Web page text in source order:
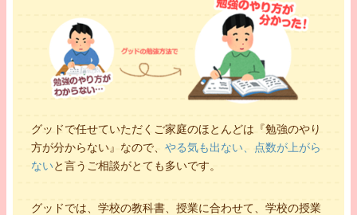
グッドで任せていただくご家庭のほとんどは『勉強のやり
方が分からない』なので、 やる気も出ない、点数が上がら
ないと言うご相談がとても多いです。
グッドでは、学校の教科書、授業に合わせて、学校の授業